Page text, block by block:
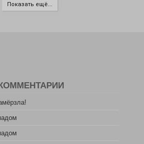
Показать ещё...